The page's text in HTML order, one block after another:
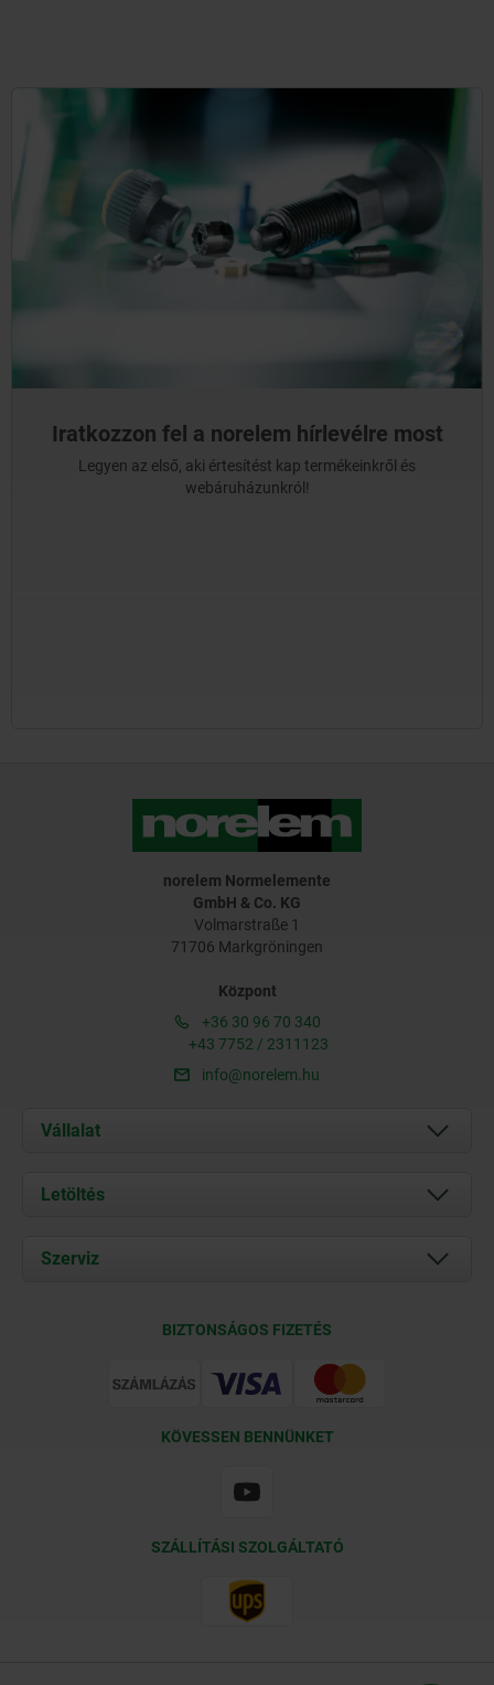
Iratkozzon fel a norelem hírlevélre most
Legyen az első, aki értesítést kap termékeinkről és
webáruházunkról!
norelem Normelemente
GmbH & Co. KG
Volmarstraße 1
71706 Markgröningen
Központ
+36 30 96 70 340
+43 7752 / 2311123
info@norelem.hu
Vállalat
Rólunk
Kapcsolat
Letöltés
Documents
Szerviz
BIZTONSÁGOS FIZETÉS
KÖVESSEN BENNÜNKET
SZÁLLÍTÁSI SZOLGÁLTATÓ